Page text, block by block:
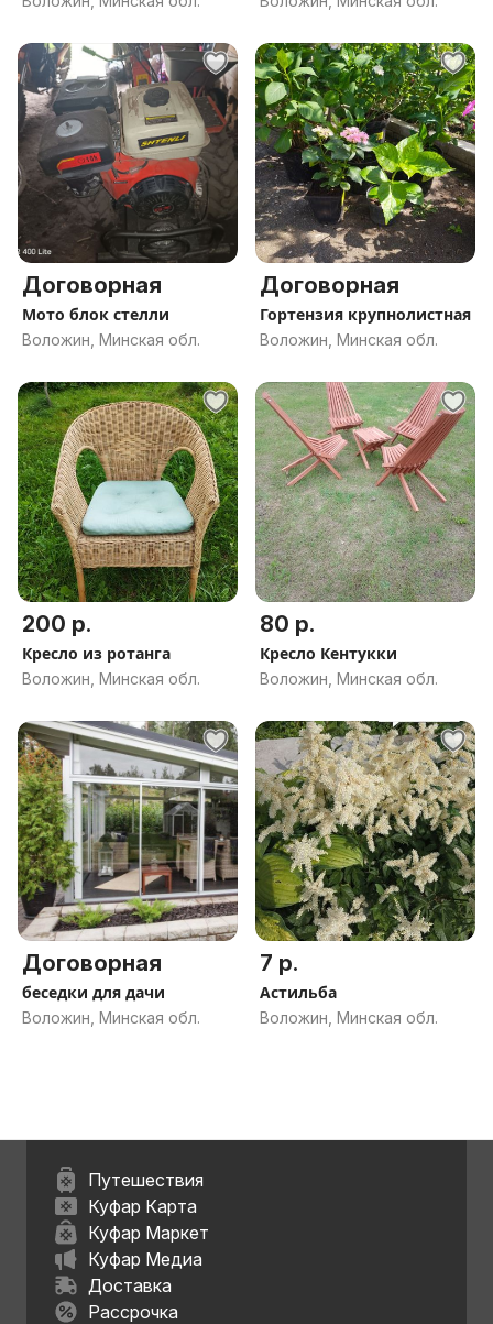
Договорная
Мото блок стелли
Воложин, Минская обл.
Договорная
Гортензия крупнолистная
Воложин, Минская обл.
200 р.
Кресло из ротанга
Воложин, Минская обл.
80 р.
Кресло Кентукки
Воложин, Минская обл.
Договорная
беседки для дачи
Воложин, Минская обл.
7 р.
Астильба
Воложин, Минская обл.
Путешествия
Куфар Карта
Куфар Маркет
Куфар Медиа
Доставка
Рассрочка